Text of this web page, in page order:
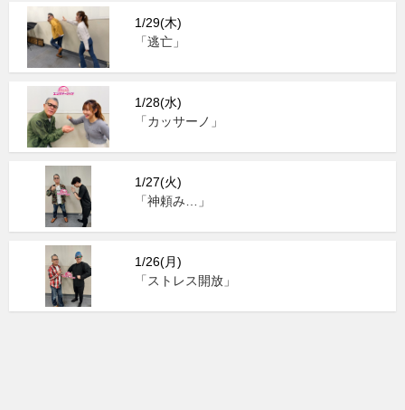
1/29(木)
「逃亡」
1/28(水)
「カッサーノ」
1/27(火)
「神頼み…」
1/26(月)
「ストレス開放」